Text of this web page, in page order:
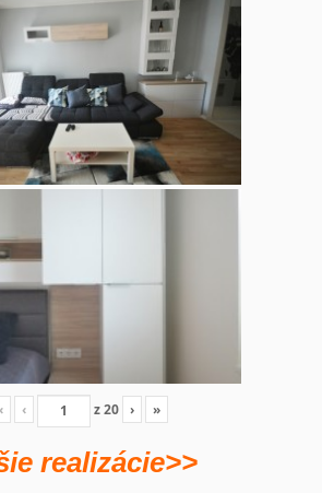
‹ z20 › »
realizácie>>